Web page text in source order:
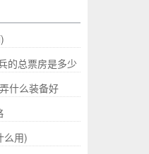
的总票房是多少
什么装备好
么用)